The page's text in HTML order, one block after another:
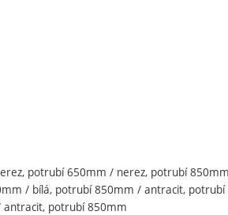
potrubí 650mm / nerez, potrubí
/ bílá, potrubí 850mm / antracit,
potrubí 850mm